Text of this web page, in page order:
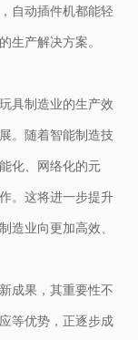
自动插件机都能轻
生产解决方案。
具制造业的生产效
。随着智能制造技
化、网络化的元
。这将进一步提升
造业向更加高效、
成果，其重要性不
等优势，正逐步成